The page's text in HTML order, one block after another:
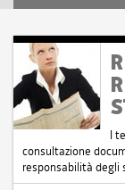
I
consultazione
responsabilità degli